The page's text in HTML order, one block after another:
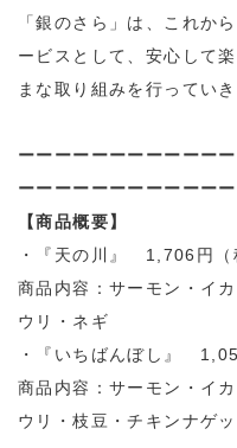
「銀のさら」は、これか
ービスとして、安心して
まな取り組みを行っていき
ーーーーーーーーーーー
ーーーーーーーーーーー
【商品概要】
・『天の川』 1,706円（
商品内容：サーモン・イ
ウリ・ネギ
・『いちばんぼし』
商品内容：サーモン・イ
ウリ・枝豆・チキンナゲ